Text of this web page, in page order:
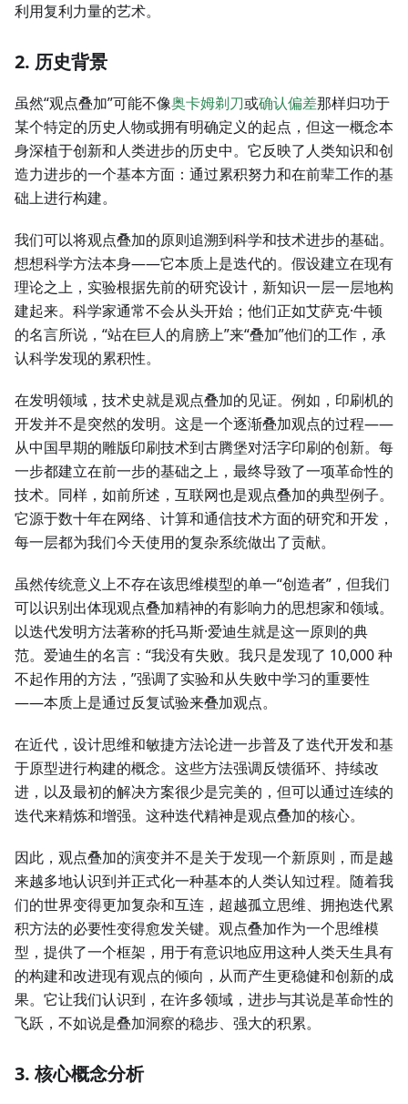
利用复利力量的艺术。
2. 历史背景
虽然“观点叠加”可能不像奥卡姆剃刀或确认偏差那样归功于
某个特定的历史人物或拥有明确定义的起点，但这一概念本
身深植于创新和人类进步的历史中。它反映了人类知识和创
造力进步的一个基本方面：通过累积努力和在前辈工作的基
础上进行构建。
我们可以将观点叠加的原则追溯到科学和技术进步的基础。
想想科学方法本身——它本质上是迭代的。假设建立在现有
理论之上，实验根据先前的研究设计，新知识一层一层地构
建起来。科学家通常不会从头开始；他们正如艾萨克·牛顿
的名言所说，“站在巨人的肩膀上”来“叠加”他们的工作，承
认科学发现的累积性。
在发明领域，技术史就是观点叠加的见证。例如，印刷机的
开发并不是突然的发明。这是一个逐渐叠加观点的过程——
从中国早期的雕版印刷技术到古腾堡对活字印刷的创新。每
一步都建立在前一步的基础之上，最终导致了一项革命性的
技术。同样，如前所述，互联网也是观点叠加的典型例子。
它源于数十年在网络、计算和通信技术方面的研究和开发，
每一层都为我们今天使用的复杂系统做出了贡献。
虽然传统意义上不存在该思维模型的单一“创造者”，但我们
可以识别出体现观点叠加精神的有影响力的思想家和领域。
以迭代发明方法著称的托马斯·爱迪生就是这一原则的典
范。爱迪生的名言：“我没有失败。我只是发现了 10,000 种
不起作用的方法，”强调了实验和从失败中学习的重要性
——本质上是通过反复试验来叠加观点。
在近代，设计思维和敏捷方法论进一步普及了迭代开发和基
于原型进行构建的概念。这些方法强调反馈循环、持续改
进，以及最初的解决方案很少是完美的，但可以通过连续的
迭代来精炼和增强。这种迭代精神是观点叠加的核心。
因此，观点叠加的演变并不是关于发现一个新原则，而是越
来越多地认识到并正式化一种基本的人类认知过程。随着我
们的世界变得更加复杂和互连，超越孤立思维、拥抱迭代累
积方法的必要性变得愈发关键。观点叠加作为一个思维模
型，提供了一个框架，用于有意识地应用这种人类天生具有
的构建和改进现有观点的倾向，从而产生更稳健和创新的成
果。它让我们认识到，在许多领域，进步与其说是革命性的
飞跃，不如说是叠加洞察的稳步、强大的积累。
3. 核心概念分析